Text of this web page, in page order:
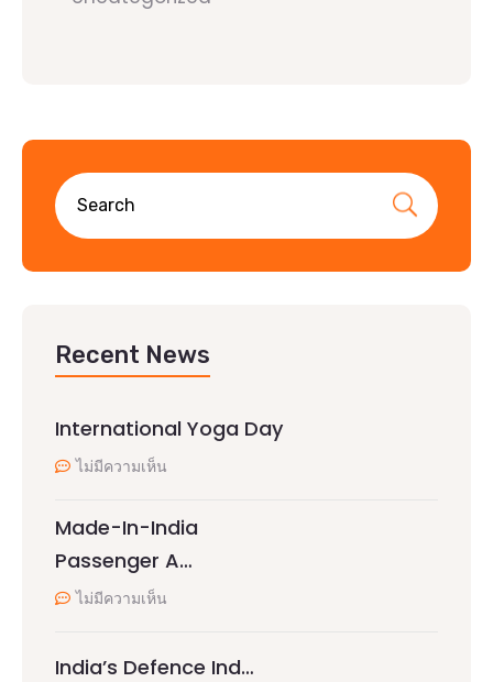
Recent News
International Yoga Day
ไม่มีความเห็น
Made-In-India
Passenger A…
ไม่มีความเห็น
India’s Defence Ind…